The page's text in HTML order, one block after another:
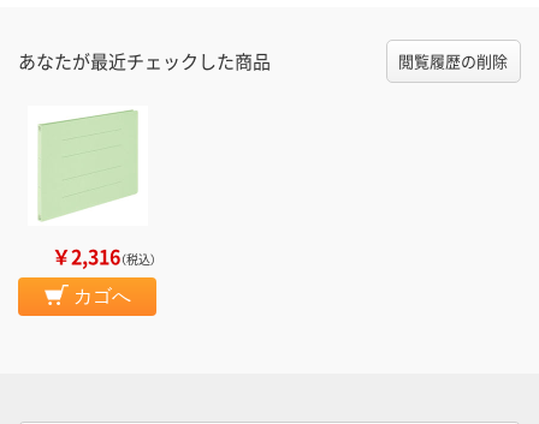
あなたが最近チェックした商品 閲覧履歴の削除
￥2,316（税込）
カゴへ